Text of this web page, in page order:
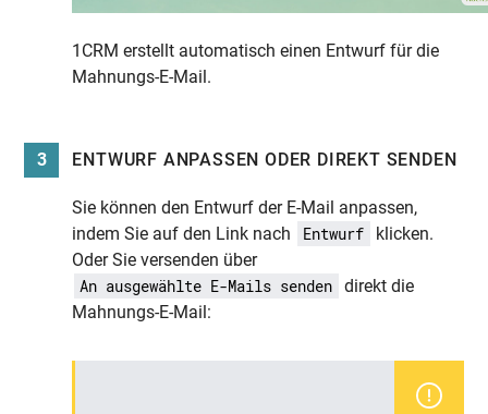
1CRM erstellt automatisch einen Entwurf für die
Mahnungs-E-Mail.
3 ENTWURF ANPASSEN ODER DIREKT SENDEN
Sie können den Entwurf der E-Mail anpassen,
indem Sie auf den Link nach
Entwurf
klicken.
Oder Sie versenden über
An ausgewählte E-Mails senden
direkt die
Mahnungs-E-Mail: